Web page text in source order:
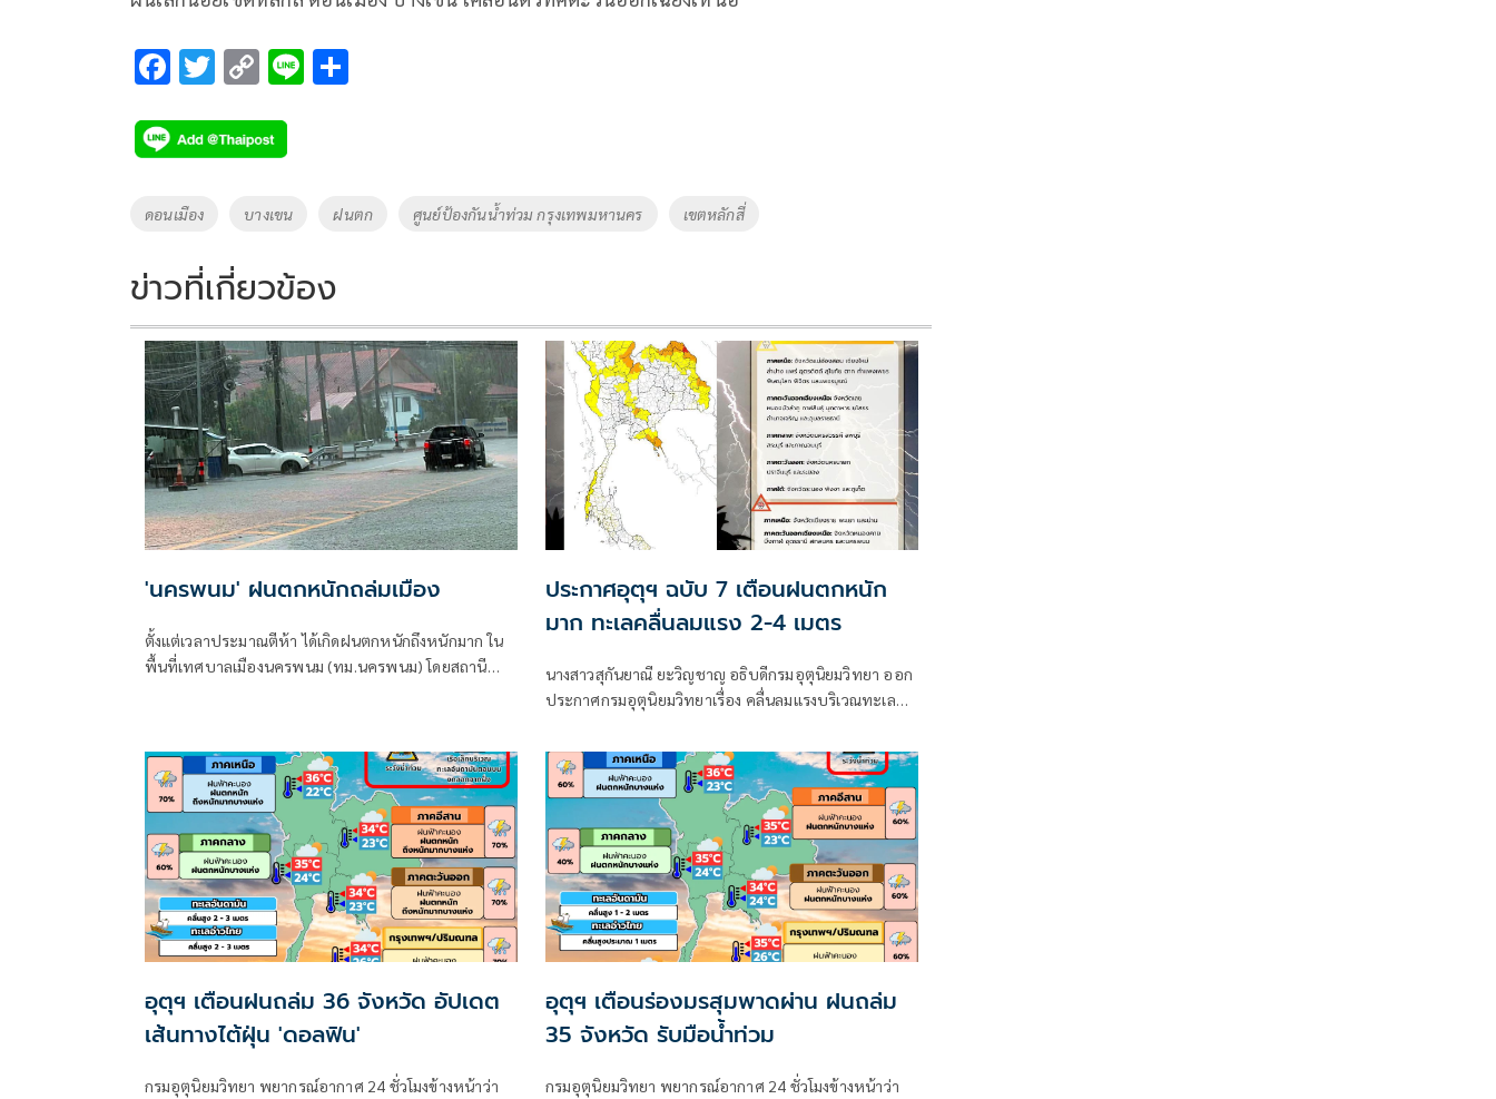
F
e
b
o
k
T
tt
er
C
p
y
Li
k
Li
Tags
ดอนเมือง บางเขน ฝนตก ศูนย์ป้องกันน้ำท่วม กรุงเทพมหานคร เขตหลักสี่
ข่าวที่เกี่ยวข้อง
'นครพนม' ฝนตกหนักถล่มเมือง
ตั้งแต่เวลาประมาณตีห้า ได้เกิดฝนตกหนักถึงหนักมาก ใน
พื้นที่เทศบาลเมืองนครพนม (ทม.นครพนม) โดยสถานี
ประกาศอุตุฯ ฉบับ 7 เตือนฝนตกหนัก
มาก ทะเลคลื่นลมแรง 2-4 เมตร
นางสาวสุกันยาณี ยะวิญชาญ อธิบดีกรมอุตุนิยมวิทยา ออก
ประกาศกรมอุตุนิยมวิทยาเรื่อง คลื่นลมแรงบริเวณทะเล
หนักมากบริเวณประเทศไทย
อุตุฯ เตือนฝนถล่ม 36 จังหวัด อัปเดต
เส้นทางไต้ฝุ่น 'ดอลฟิน'
กรมอุตุนิยมวิทยา พยากรณ์อากาศ 24 ชั่วโมงข้างหน้าว่า
อุตุฯ เตือนร่องมรสุมพาดผ่าน ฝนถล่ม
35 จังหวัด รับมือน้ำท่วม
กรมอุตุนิยมวิทยา พยากรณ์อากาศ 24 ชั่วโมงข้างหน้าว่า